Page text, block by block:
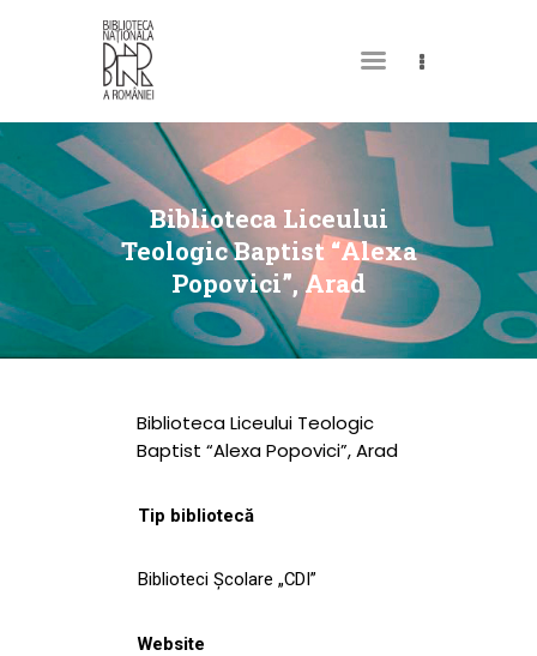
Biblioteca Liceului
Teologic Baptist “Alexa
Popovici”, Arad
DESPRE NOI
PERMISUL MEU DE
BIBLIOTECĂ
CATALOAGE ȘI
COLECȚII
BIBLIOTECA DIGITALĂ
EVENIMENTE
CULTURALE
NOUTĂȚI
Biblioteca Liceului Teologic
Baptist “Alexa Popovici”, Arad
Tip bibliotecă
Biblioteci Școlare „CDI”
Website